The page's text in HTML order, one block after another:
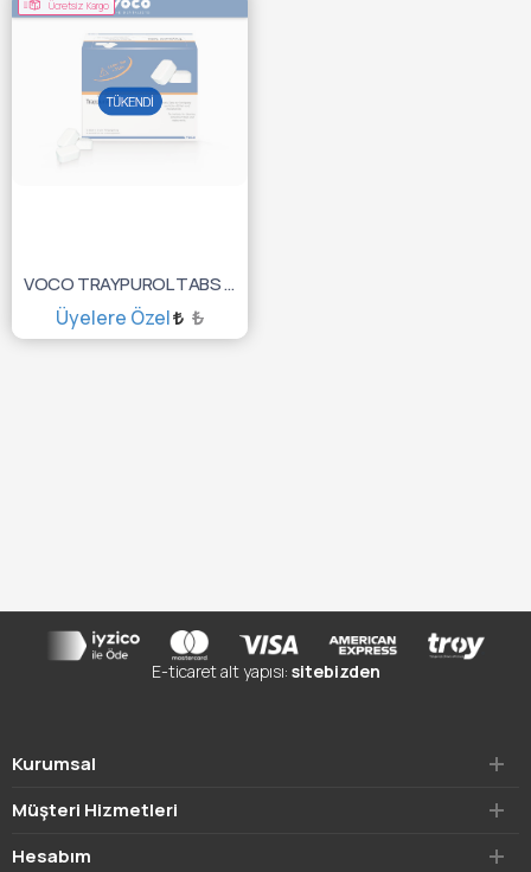
Ücretsiz Kargo
VOCO TRAYPUROL TABS 50 PCS 2355
Üyelere Özel ₺
E-ticaret alt yapısı: sitebizden
Kurumsal
Müşteri Hizmetleri
Hesabım